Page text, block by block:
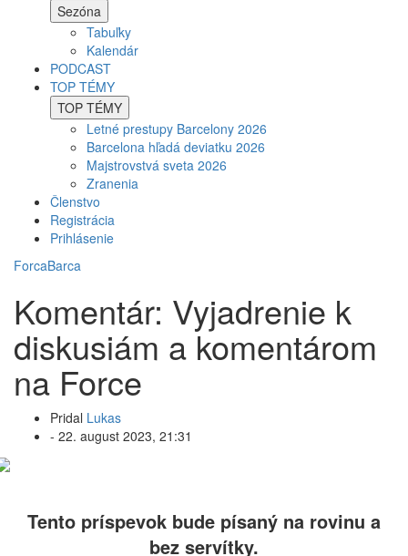
Sezóna
Tabuľky
Kalendár
PODCAST
TOP TÉMY
TOP TÉMY
Letné prestupy Barcelony 2026
Barcelona hľadá deviatku 2026
Majstrovstvá sveta 2026
Zranenia
Členstvo
Registrácia
Prihlásenie
ForcaBarca
Komentár: Vyjadrenie k
diskusiám a komentárom
na Force
Pridal Lukas
- 22. august 2023, 21:31
Tento príspevok bude písaný na rovinu a
bez servítky.